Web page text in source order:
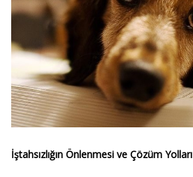
İştahsızlığın Önlenmesi ve Çözüm Yolları